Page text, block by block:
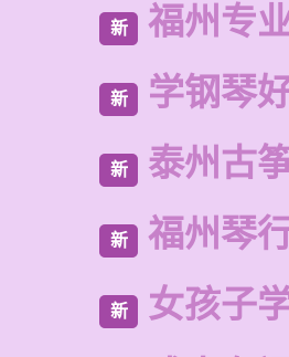
新 福州专
新 学钢琴
新 泰州古
新 福州琴
新 女孩子